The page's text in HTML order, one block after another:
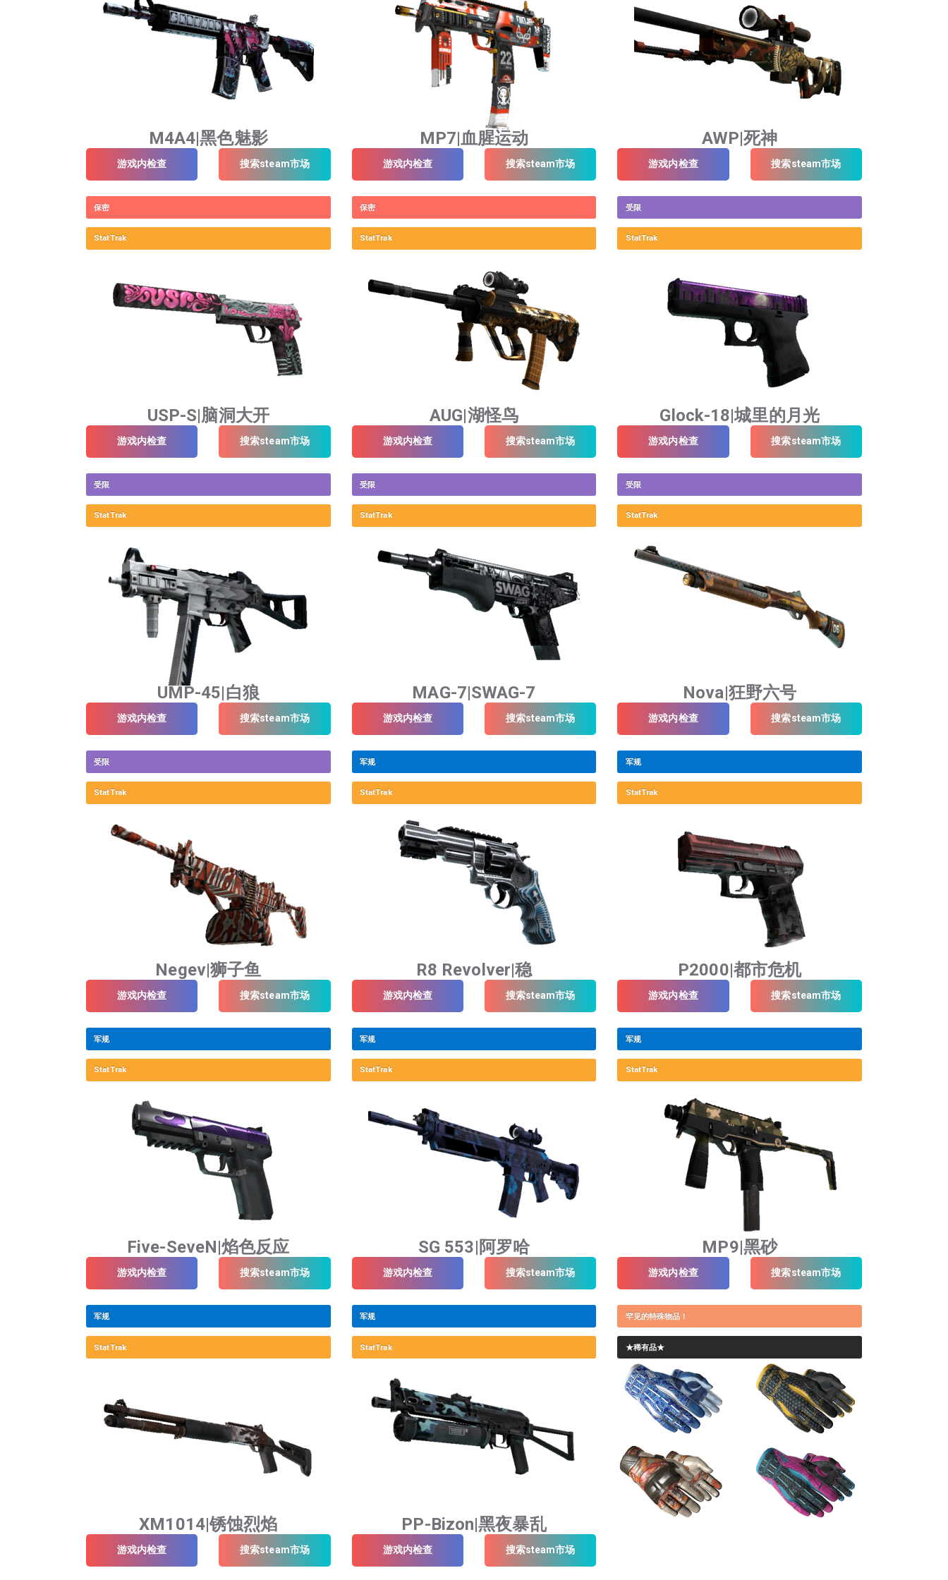
M4A4|黑色魅影 MP7|血腥运动 AWP|死神
游戏内检查 搜索steam市场 游戏内检查 搜索steam市场 游戏内检查 搜索steam市场
保密
StatTrak
USP-S|脑洞大开
保密
StatTrak
AUG|湖怪鸟
受限
StatTrak
Glock-18|城里的月光
游戏内检查 搜索steam市场 游戏内检查 搜索steam市场 游戏内检查 搜索steam市场
受限
StatTrak
UMP-45|白狼
受限
StatTrak
MAG-7|SWAG-7
受限
StatTrak
Nova|狂野六号
游戏内检查 搜索steam市场 游戏内检查 搜索steam市场 游戏内检查 搜索steam市场
受限
StatTrak
Negev|狮子鱼
军规
StatTrak
R8 Revolver|稳
军规
StatTrak
P2000|都市危机
游戏内检查 搜索steam市场 游戏内检查 搜索steam市场 游戏内检查 搜索steam市场
军规
StatTrak
Five-SeveN|焰色反应
军规
StatTrak
SG 553|阿罗哈
军规
StatTrak
MP9|黑砂
游戏内检查 搜索steam市场 游戏内检查 搜索steam市场 游戏内检查 搜索steam市场
军规
StatTrak
XM1014|锈蚀烈焰
军规
StatTrak
PP-Bizon|黑夜暴乱
罕见的特殊物品！
★稀有品★
游戏内检查 搜索steam市场 游戏内检查 搜索steam市场